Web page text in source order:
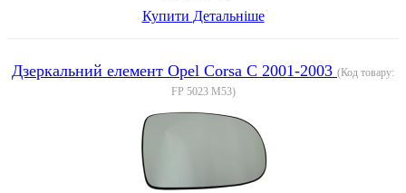
Купити Детальніше
Дзеркальний елемент Opel Corsa C 2001-2003 (Код товару:
FP 5023 M53)